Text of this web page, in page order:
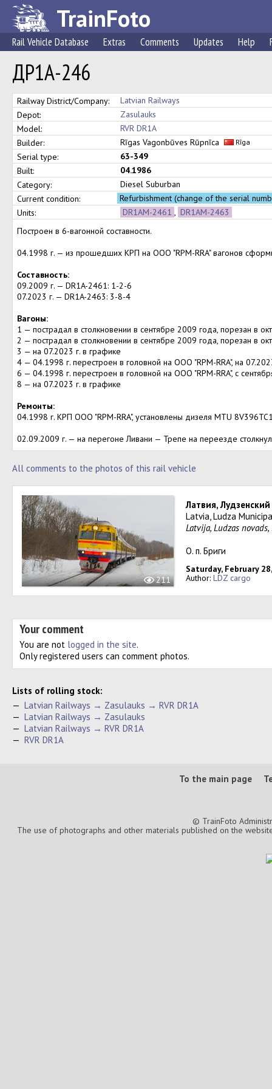
TrainFoto
Rail Vehicle Database Extras Comments Updates Help
ДР1А-246
Railway District/Company:
Latvian Railways
Depot:
Zasulauks
Model:
RVR DR1A
Builder:
Rīgas Vagonbūves Rūpnīca Rīga
Serial type:
63-349
Built:
04.1986
Category:
Diesel Suburban
Current condition:
Refurbishment (change of the serial
Units:
DR1AM-2461 , DR1AM-2463
Построен в 6-вагонной составности.
04.1998 г. — из прошедших КРП на ООО "RPM-RRA" вагонов
Составность:
09.2009 г. — DR1A-2461: 1-2-6
07.2023 г. — DR1A-2463: 3-8-4
Вагоны:
1 — пострадал в столкновении в сентябре 2009 года, порезан в
2 — пострадал в столкновении в сентябре 2009 года, порезан в
3 — на 07.2023 г. в графике
4 — 04.1998 г. перестроен в головной на ООО "RPM-RRA", на
6 — 04.1998 г. перестроен в головной на ООО "RPM-RRA", с
8 — на 07.2023 г. в графике
Ремонты:
04.1998 г. КРП ООО "RPM-RRA", установлены дизеля MTU
02.09.2009 г. — на перегоне Ливани — Трепе на переезде
All comments to the photos of this rail vehicle
211
Латвия,
Latvia, Ludza
Latvija, Ludzas
О. п. Бриги
Saturday, February
Author: LDZ cargo
Your comment
You are not logged in the site.
Only registered users can comment photos.
Lists of rolling stock:
— Latvian Railways → Zasulauks → RVR DR1A
— Latvian Railways → Zasulauks
— Latvian Railways → RVR DR1A
— RVR DR1A
To the main page
© TrainFoto
The use of photographs and other materials published on the